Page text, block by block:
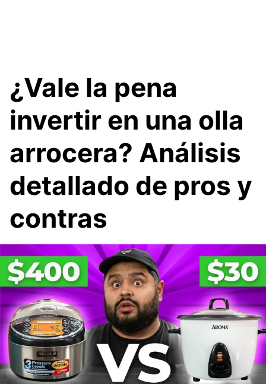
¿Vale la pena
invertir en una olla
arrocera? Análisis
detallado de pros y
contras